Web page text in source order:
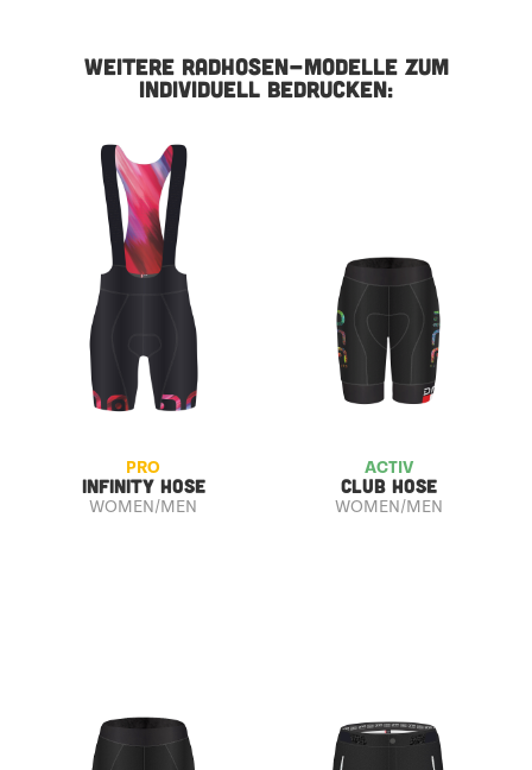
WEITERE RADHOSEN-MODELLE ZUM
INDIVIDUELL BEDRUCKEN:
PRO
INFINITY HOSE
WOMEN/MEN
ACTIV
CLUB HOSE
WOMEN/MEN